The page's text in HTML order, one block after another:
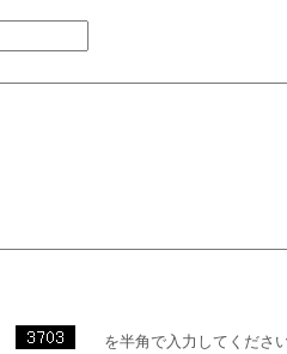
を半角で入力してくださ